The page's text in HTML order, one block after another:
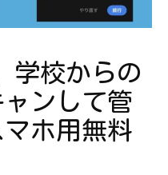
学校からの
ンして管
ホ用無料